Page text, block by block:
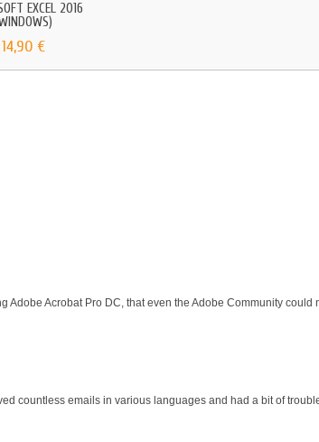
EXCEL 2016
14,90 €
Adobe Acrobat Pro DC, that even the Adobe Community
countless emails in various languages and had a bit of